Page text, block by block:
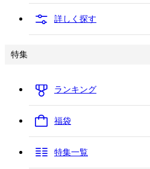
詳しく探す
特集
ランキング
福袋
特集一覧